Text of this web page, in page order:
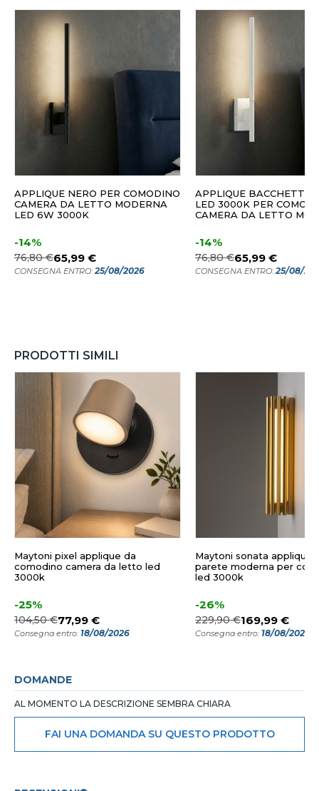
APPLIQUE NERO PER COMODINO
CAMERA DA LETTO MODERNA
LED 6W 3000K
-14%
76,80 €65,99 €
CONSEGNA ENTRO:25/08/2026
APPLIQUE BACCHETTA
LED 3000K PER
CAMERA DA LETTO
-14%
76,80 €65,99 €
CONSEGNA ENTRO:25/08/
PRODOTTI SIMILI
Maytoni pixel applique da
comodino camera da letto led
3000k
-25%
104,50 €77,99 €
Consegna entro: 18/08/2026
Maytoni sonata applique
parete moderna per
led 3000k
-26%
229,90 €169,99 €
Consegna entro: 18/08/2026
DOMANDE
AL MOMENTO LA DESCRIZIONE SEMBRA CHIARA
FAI UNA DOMANDA SU QUESTO PRODOTTO